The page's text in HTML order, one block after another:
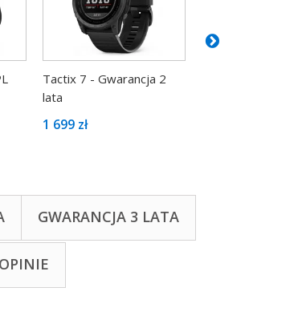
Tactix 7 - Gwarancja 2
lata
1 699 zł
GWARANCJA 3 LATA
OPINIE